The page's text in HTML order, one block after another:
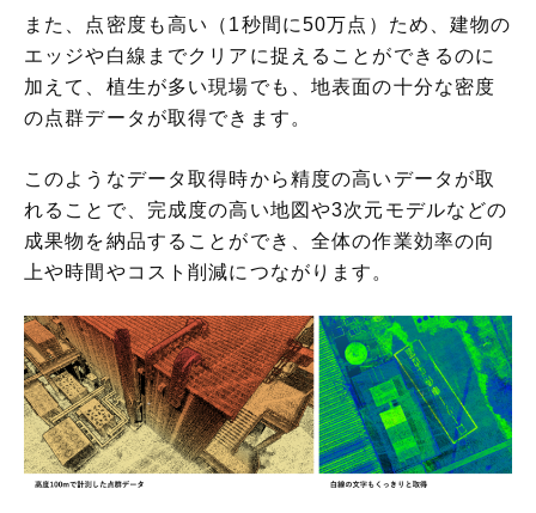
また、点密度も高い（1秒間に50万点）ため、建物の
エッジや白線までクリアに捉えることができるのに
加えて、植生が多い現場でも、地表面の十分な密度
の点群データが取得できます。
このようなデータ取得時から精度の高いデータが取
れることで、完成度の高い地図や3次元モデルなどの
成果物を納品することができ、全体の作業効率の向
上や時間やコスト削減につながります。